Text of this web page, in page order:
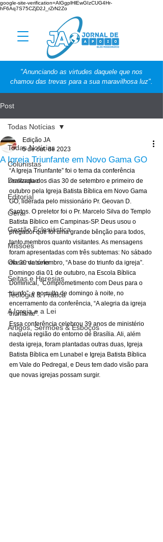
google-site-verification=AlGgplHlEwGIzCUG4Hr-
hF6Aq7S75CZjD2J_rZrN2Zo
"Anunciando as virtudes daquele que nos
chamou das trevas para a sua maravilhosa luz".
Post
Todas Notícias
Colunistas
Destaque
Editorial
Geral
Gestão Eclesiástica
Missões
Observatório
Seitas e Heresias
Teologia & Prática
A Igreja e a Lei
Artigos, Sermões & Esboços
Todas Notícias
A Igreja Triunfante em Novo Gama GO
Edição JA
5 de out. de 2023
“A Igreja Triunfante” foi o tema da conferência
realizada dos dias 30 de setembro e primeiro de
outubro pela Igreja Batista Bíblica em Novo Gama
GO, liderada pelo missionário Pr. Geovan D.
Santos. O preletor foi o Pr. Marcelo Silva do Templo
Batista Bíblico em Campinas-SP. Deus usou o
pregador que foi uma grande bênção para todos,
tanto membros quanto visitantes. As mensagens
foram apresentadas com três subtemas: No sábado
dia 30 de setembro, “A base do triunfo da igreja”.
Domingo dia 01 de outubro, na Escola Bíblica
Dominical, “Comprometimento com Deus para o
triunfo”, e no culto de domingo à noite, no
encerramento da conferência, “A alegria da igreja
triunfante”.
Essa conferência celebrou 39 anos de ministério
naquela região do entorno de Brasília. Ali, além
desta igreja, foram plantadas outras duas, Igreja
Batista Bíblica em Lunabel e Igreja Batista Bíblica
em Vale do Pedregal, e Deus tem dado visão para
que novas igrejas possam surgir.